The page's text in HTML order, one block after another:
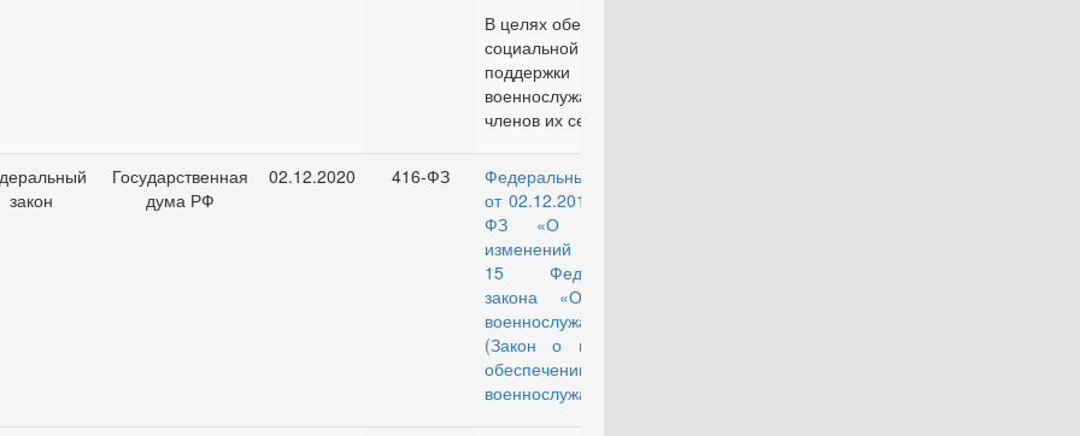
В целях обеспечения
социальной
поддержки
военнослужащих и
членов их семей:
закон
Государственная
дума РФ
02.12.2020 416-ФЗ
Федеральный закон
от 02.12.2019 № 416-
ФЗ «О внесении
изменений в статью
15 Федерального
закона «О статусе
военнослужащих».
(Закон о повторном
обеспечении жильем
военнослужащих)